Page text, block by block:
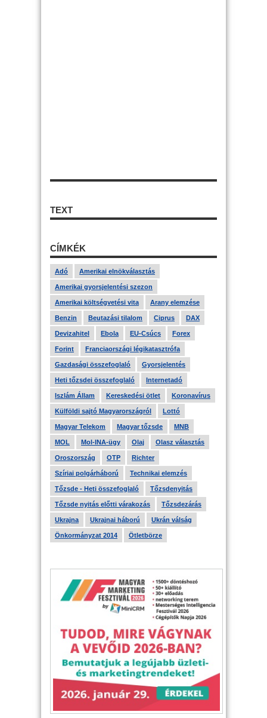
TEXT
CÍMKÉK
Adó Amerikai elnökválasztás
Amerikai gyorsjelentési szezon
Amerikai költségvetési vita Arany elemzése
Benzin Beutazási tilalom Ciprus DAX
Devizahitel Ebola EU-Csúcs Forex
Forint Franciaországi légikatasztrófa
Gazdasági összefoglaló Gyorsjelentés
Heti tőzsdei összefoglaló Internetadó
Iszlám Állam Kereskedési ötlet Koronavírus
Külföldi sajtó Magyarországról Lottó
Magyar Telekom Magyar tőzsde MNB
MOL Mol-INA-ügy Olaj Olasz választás
Oroszország OTP Richter
Szíriai polgárháború Technikai elemzés
Tőzsde - Heti összefoglaló Tőzsdenyitás
Tőzsde nyitás előtti várakozás Tőzsdezárás
Ukrajna Ukrajnai háború Ukrán válság
Önkormányzat 2014 Ötletbörze